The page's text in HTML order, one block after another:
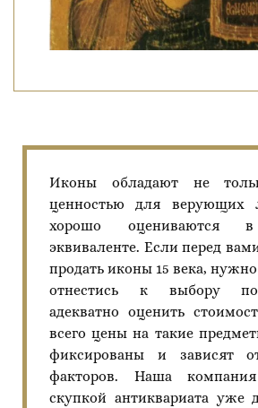
Иконы обладают не
ценностью для
хорошо оцениваются
эквиваленте. Если перед
продать иконы 15 века,
отнестись к выбору
адекватно оценить
всего цены на такие
фиксированы и зависят
факторов. Наша компания
скупкой антиквариата уже